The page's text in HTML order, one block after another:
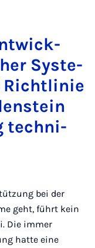
Sys­te­
Richt­li­nie
tech­ni­
bei der
geht, führt kein
Die immer
hatte eine